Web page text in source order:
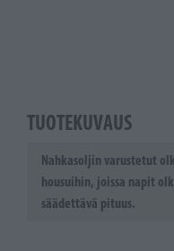
TUOTEKUVAUS
Nahkasoljin varustetut
housuihin, joissa napit
säädettävä pituus.